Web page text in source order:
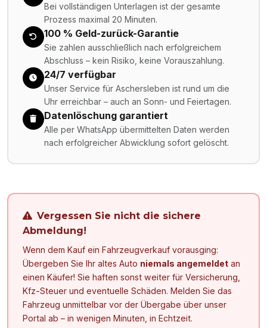
Bei vollständigen Unterlagen ist der gesamte
Prozess maximal 20 Minuten.
100 % Geld-zurück-Garantie
Sie zahlen ausschließlich nach erfolgreichem
Abschluss – kein Risiko, keine Vorauszahlung.
24/7 verfügbar
Unser Service für Aschersleben ist rund um die
Uhr erreichbar – auch an Sonn- und Feiertagen.
Datenlöschung garantiert
Alle per WhatsApp übermittelten Daten werden
nach erfolgreicher Abwicklung sofort gelöscht.
Vergessen Sie nicht die sichere
Abmeldung!
Wenn dem Kauf ein Fahrzeugverkauf vorausging:
Übergeben Sie Ihr altes Auto niemals angemeldetan
einen Käufer! Sie haften sonst weiter für Versicherung,
Kfz-Steuer und eventuelle Schäden. Melden Sie das
Fahrzeug unmittelbar vor der Übergabe über unser
Portal ab – in wenigen Minuten, in Echtzeit.